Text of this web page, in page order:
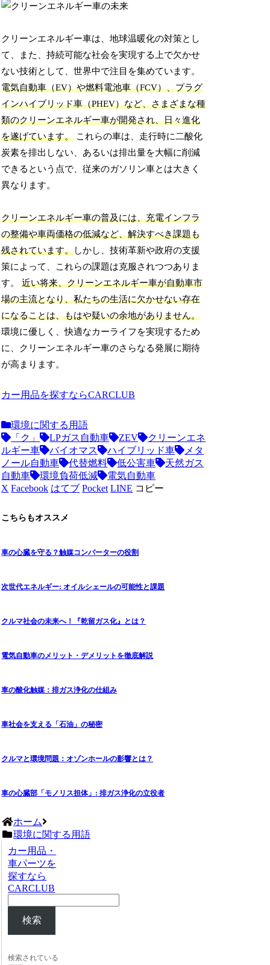
クリーンエネルギー車は、地球温暖化の対策とし
て、また、持続可能な社会を実現する上で欠かせ
ない技術として、世界中で注目を集めています。
電気自動車（EV）や燃料電池車（FCV）、プラグ
インハイブリッド車（PHEV）など、さまざまな種
類のクリーンエネルギー車が開発され、日々進化
を遂げています。 これらの車は、走行時に二酸化
炭素を排出しない、あるいは排出量を大幅に削減
できるという点で、従来のガソリン車とは大きく
異なります。
クリーンエネルギー車の普及には、充電インフラ
の整備や車両価格の低減など、解決すべき課題も
残されています。しかし、技術革新や政府の支援
策によって、これらの課題は克服されつつありま
す。近い将来、クリーンエネルギー車が自動車市
場の主流となり、私たちの生活に欠かせない存在
になることは、もはや疑いの余地がありません。
環境に優しく、快適なカーライフを実現するため
に、クリーンエネルギー車のさらなる発展に期待
が高まります。
カー用品を探すならCARCLUB
環境に関する用語
「ク」
LPガス自動車 ZEV
クリーンエネ
ルギー車
バイオマス ハイブリッド車
メタ
ノール自動車
代替燃料 低公害車
天然ガス
自動車
環境負荷低減
電気自動車
X Facebook はてブ Pocket LINE コピー
こちらもオススメ
車の心臓を守る？触媒コンバーターの役割
次世代エネルギー: オイルシェールの可能性と課題
クルマ社会の未来へ！『乾留ガス化』とは？
電気自動車のメリット・デメリットを徹底解説
車の酸化触媒：排ガス浄化の仕組み
車社会を支える「石油」の秘密
クルマと環境問題：オゾンホールの影響とは？
車の心臓部「モノリス担体」: 排ガス浄化の立役者
ホーム
環境に関する用語
カー用品・
車パーツを
探すなら
CARCLUB
検索
検索されている